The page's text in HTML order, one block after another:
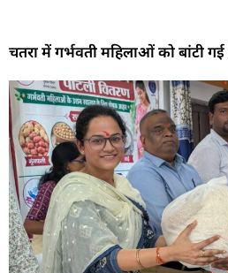
चतरा में गर्भवती महिलाओं को बांटी